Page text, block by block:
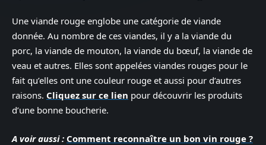
Une viande rouge englobe une catégorie de viande
donnée. Au nombre de ces viandes, il y a la viande du
porc, la viande de mouton, la viande du bœuf, la viande de
veau et autres. Elles sont appelées viandes rouges pour le
fait qu’elles ont une couleur rouge et aussi pour d’autres
raisons. Cliquez sur ce lien pour découvrir les produits
d’une bonne boucherie.
A voir aussi : Comment reconnaître un bon vin rouge ?